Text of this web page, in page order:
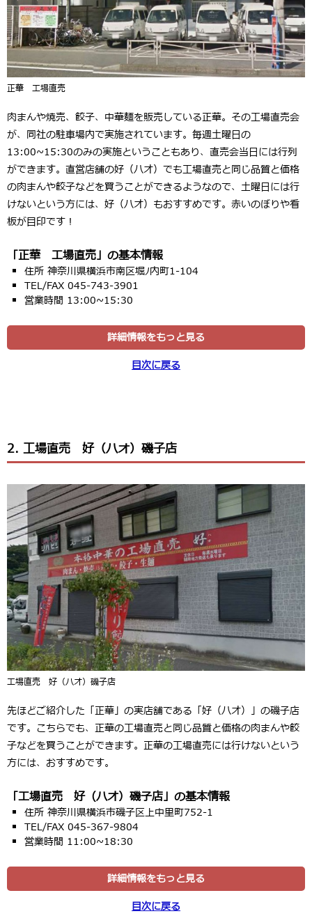
正華 工場直売
肉まんや焼売、餃子、中華麺を販売している正華。その工場直売会
が、同社の駐車場内で実施されています。毎週土曜日の
13:00~15:30のみの実施ということもあり、直売会当日には行列
ができます。直営店舗の好（ハオ）でも工場直売と同じ品質と価格
の肉まんや餃子などを買うことができるようなので、土曜日には行
けないという方には、好（ハオ）もおすすめです。赤いのぼりや看
板が目印です！
「正華 工場直売」の基本情報
住所 神奈川県横浜市南区堀ﾉ内町1-104
TEL/FAX 045-743-3901
営業時間 13:00~15:30
詳細情報をもっと見る
目次に戻る
2. 工場直売 好（ハオ）磯子店
工場直売 好（ハオ）磯子店
先ほどご紹介した「正華」の実店舗である「好（ハオ）」の磯子店
です。こちらでも、正華の工場直売と同じ品質と価格の肉まんや餃
子などを買うことができます。正華の工場直売には行けないという
方には、おすすめです。
「工場直売 好（ハオ）磯子店」の基本情報
住所 神奈川県横浜市磯子区上中里町752-1
TEL/FAX 045-367-9804
営業時間 11:00~18:30
詳細情報をもっと見る
目次に戻る